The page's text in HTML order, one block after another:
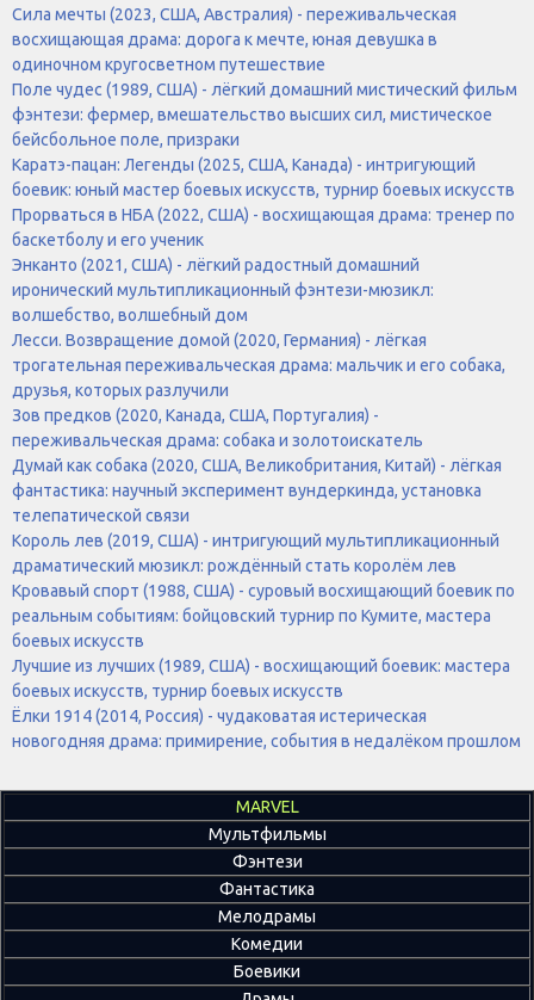
Сила мечты (2023, США, Австралия) - переживальческая
восхищающая драма: дорога к мечте, юная девушка в
одиночном кругосветном путешествие
Поле чудес (1989, США) - лёгкий домашний мистический фильм
фэнтези: фермер, вмешательство высших сил, мистическое
бейсбольное поле, призраки
Каратэ-пацан: Легенды (2025, США, Канада) - интригующий
боевик: юный мастер боевых искусств, турнир боевых искусств
Прорваться в НБА (2022, США) - восхищающая драма: тренер по
баскетболу и его ученик
Энканто (2021, США) - лёгкий радостный домашний
иронический мультипликационный фэнтези-мюзикл:
волшебство, волшебный дом
Лесси. Возвращение домой (2020, Германия) - лёгкая
трогательная переживальческая драма: мальчик и его собака,
друзья, которых разлучили
Зов предков (2020, Канада, США, Португалия) -
переживальческая драма: собака и золотоискатель
Думай как собака (2020, США, Великобритания, Китай) - лёгкая
фантастика: научный эксперимент вундеркинда, установка
телепатической связи
Король лев (2019, США) - интригующий мультипликационный
драматический мюзикл: рождённый стать королём лев
Кровавый спорт (1988, США) - суровый восхищающий боевик по
реальным событиям: бойцовский турнир по Кумите, мастера
боевых искусств
Лучшие из лучших (1989, США) - восхищающий боевик: мастера
боевых искусств, турнир боевых искусств
Ёлки 1914 (2014, Россия) - чудаковатая истерическая
новогодняя драма: примирение, события в недалёком прошлом
MARVEL
Мультфильмы
Фэнтези
Фантастика
Мелодрамы
Комедии
Боевики